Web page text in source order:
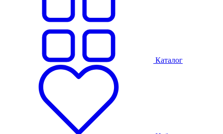
Каталог